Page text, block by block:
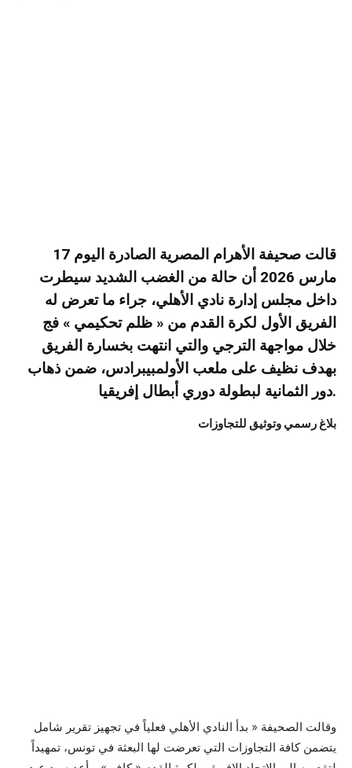
قالت صحيفة الأهرام المصرية الصادرة اليوم 17
مارس 2026 أن حالة من الغضب الشديد سيطرت
داخل مجلس إدارة نادي الأهلي، جراء ما تعرض له
الفريق الأول لكرة القدم من « ظلم تحكيمي » فج
خلال مواجهة الترجي والتي انتهت بخسارة الفريق
بهدف نظيف على ملعب الأولمبيبرادس، ضمن ذهاب
دور الثمانية لبطولة دوري أبطال إفريقيا.
بلاغ رسمي وتوثيق للتجاوزات
وقالت الصحيفة « بدأ النادي الأهلي فعلياً في تجهيز تقرير شامل
يتضمن كافة التجاوزات التي تعرضت لها البعثة في تونس، تمهيداً